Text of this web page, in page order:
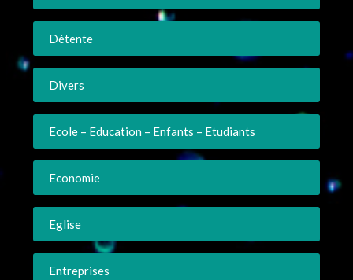
Détente
Divers
Ecole – Education – Enfants – Etudiants
Economie
Eglise
Entreprises